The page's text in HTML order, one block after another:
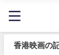
香港映画の